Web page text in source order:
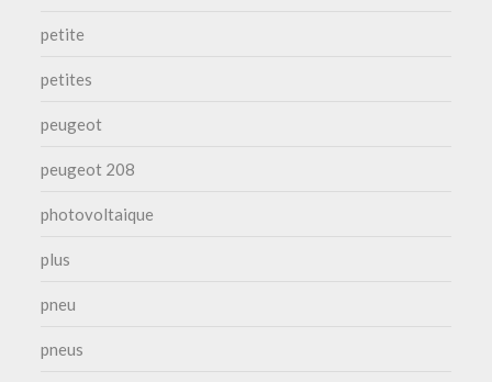
petite
petites
peugeot
peugeot 208
photovoltaique
plus
pneu
pneus